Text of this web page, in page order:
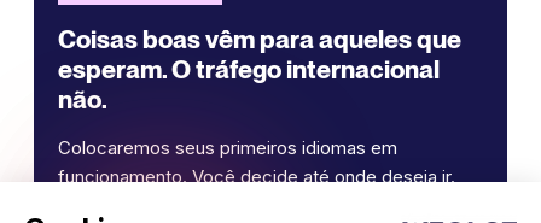
Coisas boas vêm para aqueles que
esperam. O tráfego internacional
não.
Colocaremos seus primeiros idiomas em
funcionamento. Você decide até onde deseja ir.